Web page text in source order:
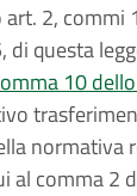
2, commi
di questa
10
normativa
al comma 2